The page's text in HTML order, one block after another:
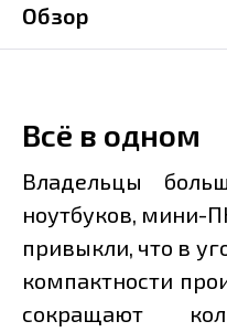
Обзор
Всё в одном
Владельцы
ноутбуков, мини-
привыкли, что в
компактности
сокращают